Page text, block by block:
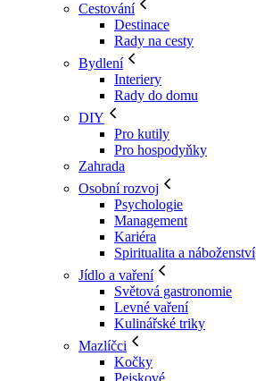
Cestování
Destinace
Rady na cesty
Bydlení
Interiery
Rady do domu
DIY
Pro kutily
Pro hospodyňky
Zahrada
Osobní rozvoj
Psychologie
Management
Kariéra
Spiritualita a náboženství
Jídlo a vaření
Světová gastronomie
Levné vaření
Kulinářské triky
Mazlíčci
Kočky
Pejskové